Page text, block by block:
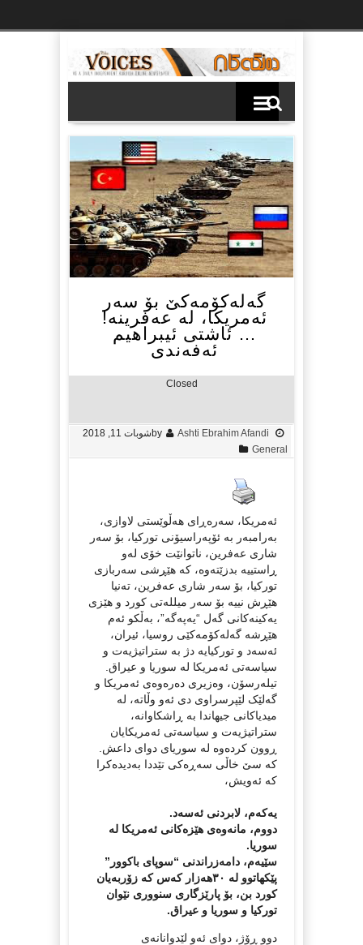
گەلەکۆمەکێ بۆ سەر
ئەمریکا، لە عەفرینە!
… ئاشتی ئیبراهیم
ئەفەندی
Closed
by Ashti Ebrahim Afandi
شوبات 11, 2018
General
ئەمریکا، سەرەڕای هەڵوێستی لاوازی،
بەرامبەر بە ئۆپەراسیۆنی تورکیا، بۆ سەر
شاری عەفرین، ناتوانێت خۆی لەو
ڕاستییە بدزێتەوە، کە هێڕشی سەربازی
تورکیا، بۆ سەر شاری عەفرین، تەنیا
هێڕش نییە بۆ سەر میللەتی کورد و هێزی
یەکینەکانی گەل “یەپەگە”، بەڵکو ئەم
هێڕشە گەلەکۆمەکێی روسیا، ئیران،
ئەسەد و تورکیایە دژ بە ستراتیژیەت و
سیاسەتی ئەمریکا لە سوریا و عیراق.
تیلەرسۆن، وەزیری دەرەوەی ئەمریکا و
گەلێک لێپرسراوی دی ئەو وڵاتە، لە
میدیاکانی جیهاندا بە ڕاشکاوانە،
ستراتیژیەت و سیاسەتی ئەمریکایان
ڕوون کردەوە لە سوریای دوای داعش.
کە سێ خاڵی سەڕەکی تێددا بەدیدەکرا
کە ئەویش،
یەکەم، لابردنی ئەسەد.
دووم، مانەوەی هێزەکانی ئەمریکا لە
سوریا.
سێیەم، دامەزراندنی “سوپای باکوور”
پێکهاتوو لە ٣٠هەزار کەس کە زۆربەیان
کورد بن، بۆ پارێزگاری سنووری نێوان
تورکیا و سوریا و عیراق.
دوو ڕۆژ، دوای ئەو لێدوانانەی